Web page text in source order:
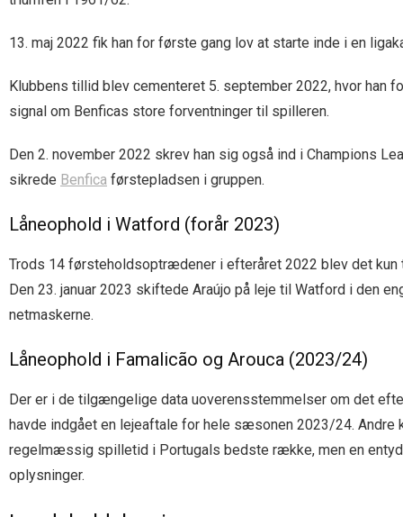
13. maj 2022 fik han for første gang lov at starte inde i en
Klubbens tillid blev cementeret 5. september 2022, hvor
signal om Benficas store forventninger til spilleren.
Den 2. november 2022 skrev han sig også ind i Champions
sikrede Benfica førstepladsen i gruppen.
Låneophold i Watford (forår 2023)
Trods 14 førsteholdsoptrædener i efteråret 2022 blev det
Den 23. januar 2023 skiftede Araújo på leje til Watford i den
netmaskerne.
Låneophold i Famalicão og Arouca (2023/24)
Der er i de tilgængelige data uoverensstemmelser om det
havde indgået en lejeaftale for hele sæsonen 2023/24.
regelmæssig spilletid i Portugals bedste række, men en
oplysninger.